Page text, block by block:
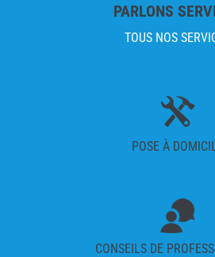
PARLONS
TOUS NOS
POSE À
CONSEILS DE